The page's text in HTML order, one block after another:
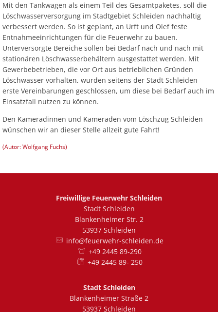
Mit den Tankwagen als einem Teil des Gesamtpaketes, soll die
Löschwasserversorgung im Stadtgebiet Schleiden nachhaltig
verbessert werden. So ist geplant, an Urft und Olef feste
Entnahmeeinrichtungen für die Feuerwehr zu bauen.
Unterversorgte Bereiche sollen bei Bedarf nach und nach mit
stationären Löschwasserbehältern ausgestattet werden. Mit
Gewerbebetrieben, die vor Ort aus betrieblichen Gründen
Löschwasser vorhalten, wurden seitens der Stadt Schleiden
erste Vereinbarungen geschlossen, um diese bei Bedarf auch im
Einsatzfall nutzen zu können.
Den Kameradinnen und Kameraden vom Löschzug Schleiden
wünschen wir an dieser Stelle allzeit gute Fahrt!
(Autor: Wolfgang Fuchs)
Freiwillige Feuerwehr Schleiden
Stadt Schleiden
Blankenheimer Str. 2
53937 Schleiden
info@feuerwehr-schleiden.de
+49 2445 89-290
+49 2445 89- 250
Stadt Schleiden
Blankenheimer Straße 2
53937 Schleiden